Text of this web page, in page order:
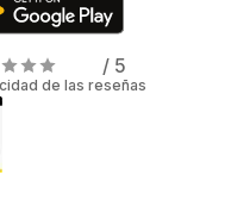
/ 5
de las reseñas